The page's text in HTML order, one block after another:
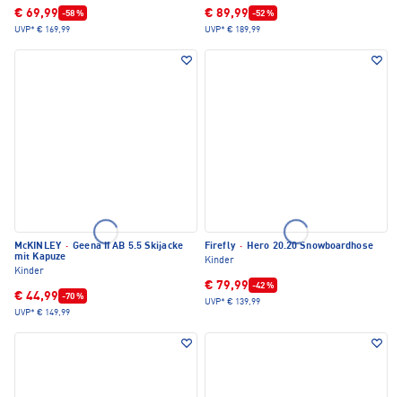
€ 69,99 -58 %
UVP* € 169,99
€ 89,99 -52 %
UVP* € 189,99
McKINLEY · Geena II AB 5.5 Skijacke
mit Kapuze
Kinder
€ 44,99 -70 %
UVP* € 149,99
Firefly · Hero 20.20 Snowboardhose
Kinder
€ 79,99 -42 %
UVP* € 139,99